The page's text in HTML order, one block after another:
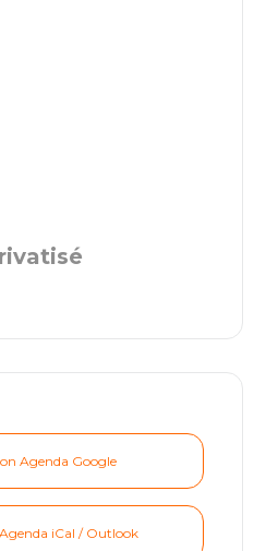
Agenda Google
iCal / Outlook